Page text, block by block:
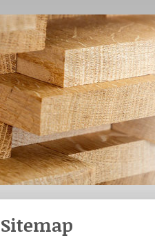
Sitemap